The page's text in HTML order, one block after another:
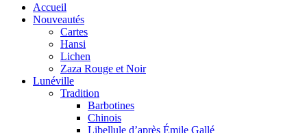
Accueil
Nouveautés
Cartes
Hansi
Lichen
Zaza Rouge et Noir
Lunéville
Tradition
Barbotines
Chinois
Libellule d’après Émile Gallé